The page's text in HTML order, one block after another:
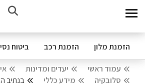
הזמנת מלון הזמנת רכב ביטוח
עמוד ראשי יעדים ומדינות
סלובקיה
מידע כללי בנתיב